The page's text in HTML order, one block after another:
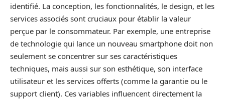
identifié. La conception, les fonctionnalités, le design, et les
services associés sont cruciaux pour établir la valeur
perçue par le consommateur. Par exemple, une entreprise
de technologie qui lance un nouveau smartphone doit non
seulement se concentrer sur ses caractéristiques
techniques, mais aussi sur son esthétique, son interface
utilisateur et les services offerts (comme la garantie ou le
support client). Ces variables influencent directement la